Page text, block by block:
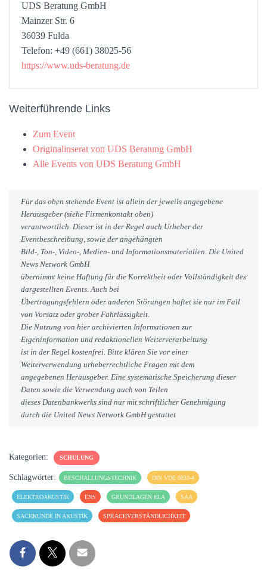
UDS Beratung GmbH
Mainzer Str. 6
36039 Fulda
Telefon: +49 (661) 38025-56
https://www.uds-beratung.de
Weiterführende Links
Zum Event
Originalinserat von UDS Beratung GmbH
Alle Events von UDS Beratung GmbH
Für das oben stehende Event ist allein der jeweils angegebene
Herausgeber (siehe Firmenkontakt oben)
verantwortlich. Dieser ist in der Regel auch Urheber der
Eventbeschreibung, sowie der angehängten
Bild-, Ton-, Video-, Medien- und Informationsmaterialien. Die United
News Network GmbH
übernimmt keine Haftung für die Korrektheit oder Vollständigkeit des
dargestellten Events. Auch bei
Übertragungsfehlern oder anderen Störungen haftet sie nur im Fall
von Vorsatz oder grober Fahrlässigkeit.
Die Nutzung von hier archivierten Informationen zur
Eigeninformation und redaktionellen Weiterverarbeitung
ist in der Regel kostenfrei. Bitte klären Sie vor einer
Weiterverwendung urheberrechtliche Fragen mit dem
angegebenen Herausgeber. Eine systematische Speicherung dieser
Daten sowie die Verwendung auch von Teilen
dieses Datenbankwerks sind nur mit schriftlicher Genehmigung
durch die United News Network GmbH gestattet
Kategorien: SCHULUNG
Schlagwörter: BESCHALLUNGSTECHNIK DIN VDE 0833-4
ELEKTROAKUSTIK ENS GRUNDLAGEN ELA SAA
SACHKUNDE IN AKUSTIK SPRACHVERSTÄNDLICHKEIT